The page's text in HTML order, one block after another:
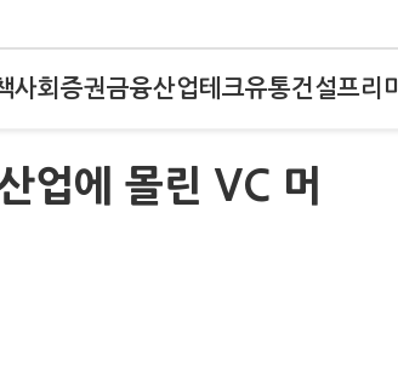
사회 증권금융산업테크유통건설프리
업에 몰린 VC 머